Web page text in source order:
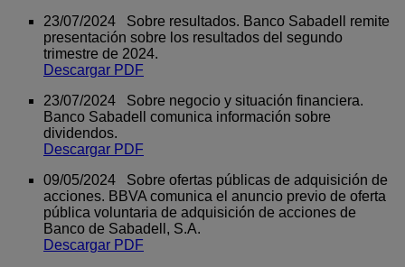
23/07/2024 Sobre resultados. Banco Sabadell remite
presentación sobre los resultados del segundo
trimestre de 2024.
Descargar PDF
23/07/2024 Sobre negocio y situación financiera.
Banco Sabadell comunica información sobre
dividendos.
Descargar PDF
09/05/2024 Sobre ofertas públicas de adquisición de
acciones. BBVA comunica el anuncio previo de oferta
pública voluntaria de adquisición de acciones de
Banco de Sabadell, S.A.
Descargar PDF